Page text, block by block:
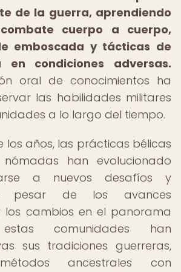
de la guerra, aprendiendo
cuerpo a cuerpo,
emboscada y tácticas de
en condiciones adversas.
oral de conocimientos ha
las habilidades militares
a lo largo del tiempo.
los años, las prácticas bélicas
han evolucionado
a nuevos desafíos y
pesar de los avances
los cambios en el panorama
comunidades han
sus tradiciones guerreras,
ancestrales con